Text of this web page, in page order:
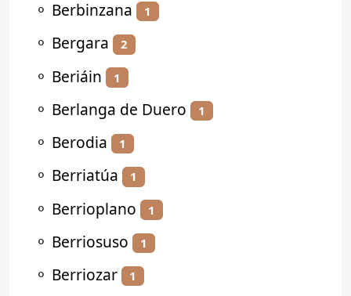
⚬ Berbinzana 1
⚬ Bergara 2
⚬ Beriáin 1
⚬ Berlanga de Duero 1
⚬ Berodia 1
⚬ Berriatúa 1
⚬ Berrioplano 1
⚬ Berriosuso 1
⚬ Berriozar 1